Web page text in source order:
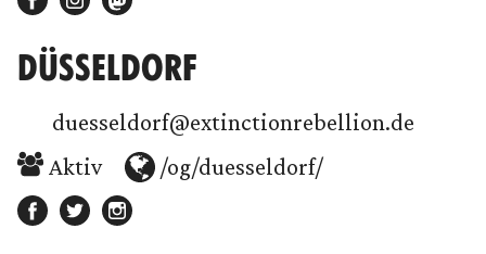
DÜSSELDORF
duesseldorf@extinctionrebellion.de
Aktiv
/og/duesseldorf/